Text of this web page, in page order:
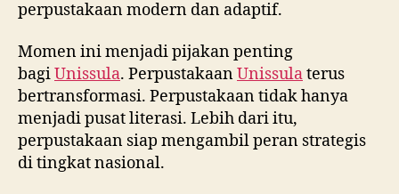
perpustakaan modern dan adaptif.
Momen ini menjadi pijakan penting
bagiUnissula. PerpustakaanUnissulaterus
bertransformasi. Perpustakaan tidak hanya
menjadi pusat literasi. Lebih dari itu,
perpustakaan siap mengambil peran strategis
di tingkat nasional.